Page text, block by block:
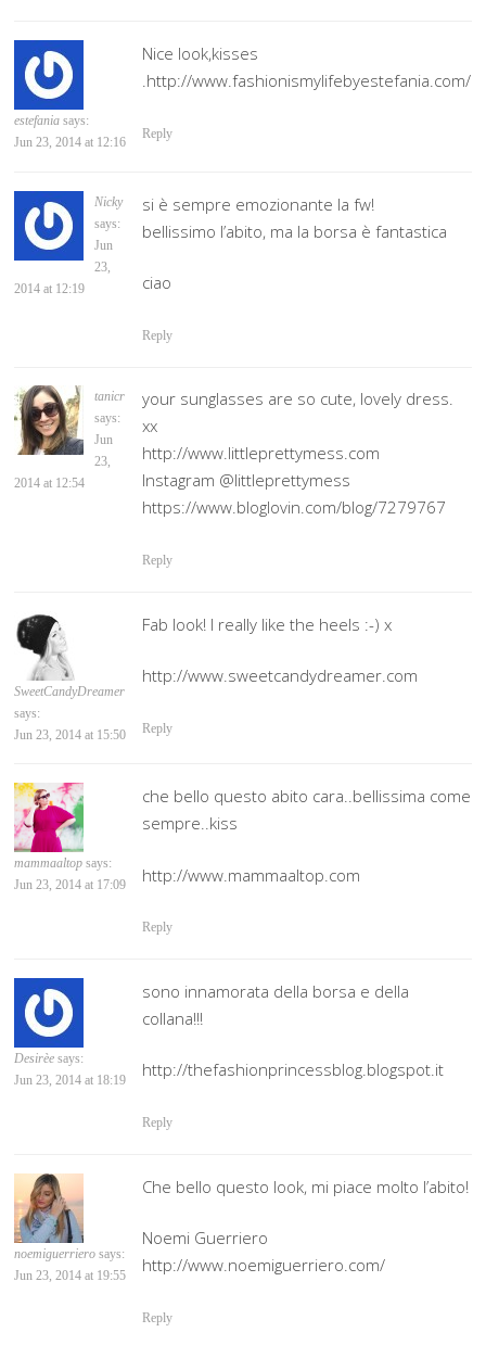
estefania says:
Jun 23, 2014 at 12:16
Nice look,kisses
.http://www.fashionismylifebyestefania.com/
Reply
Nicky
says:
Jun
23,
2014 at 12:19
si è sempre emozionante la fw!
bellissimo l’abito, ma la borsa è fantastica
ciao
Reply
tanicr
says:
Jun
23,
2014 at 12:54
your sunglasses are so cute, lovely dress.
xx
http://www.littleprettymess.com
Instagram @littleprettymess
https://www.bloglovin.com/blog/7279767
Reply
SweetCandyDreamer
says:
Jun 23, 2014 at 15:50
Fab look! I really like the heels :-) x
http://www.sweetcandydreamer.com
Reply
mammaaltop says:
Jun 23, 2014 at 17:09
che bello questo abito cara..bellissima come
sempre..kiss
http://www.mammaaltop.com
Reply
Desirèe says:
Jun 23, 2014 at 18:19
sono innamorata della borsa e della
collana!!!
http://thefashionprincessblog.blogspot.it
Reply
noemiguerriero says:
Jun 23, 2014 at 19:55
Che bello questo look, mi piace molto l’abito!
Noemi Guerriero
http://www.noemiguerriero.com/
Reply